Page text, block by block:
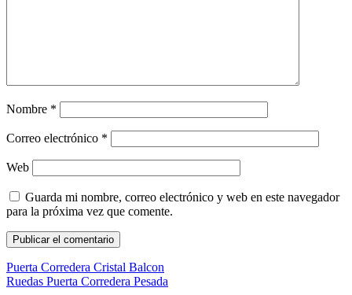
Nombre *
Correo electrónico *
Web
Guarda mi nombre, correo electrónico y web en este navegador
para la próxima vez que comente.
Puerta Corredera Cristal Balcon
Ruedas Puerta Corredera Pesada